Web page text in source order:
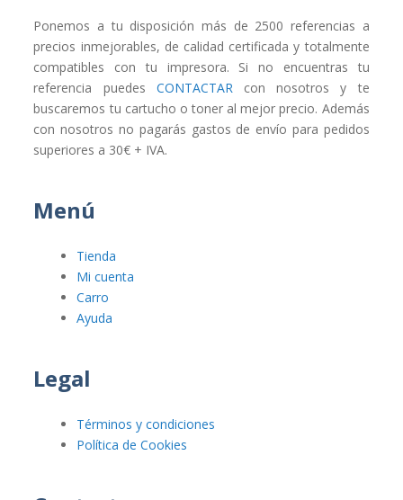
Ponemos a tu disposición más de 2500 referencias a
precios inmejorables, de calidad certificada y totalmente
compatibles con tu impresora. Si no encuentras tu
referencia puedes CONTACTARcon nosotros y te
buscaremos tu cartucho o toner al mejor precio. Además
con nosotros no pagarás gastos de envío para pedidos
superiores a 30€ + IVA.
Menú
Tienda
Mi cuenta
Carro
Ayuda
Legal
Términos y condiciones
Política de Cookies